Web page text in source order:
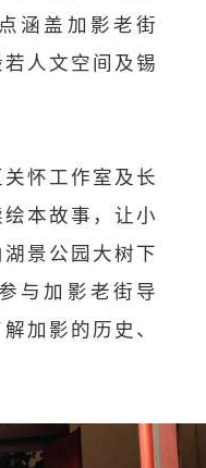
涵盖加影老街
人文空间及锡
怀工作室及长
本故事，让小
景公园大树下
与加影老街导
加影的历史、